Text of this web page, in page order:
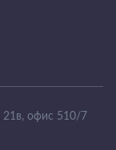
21в, офис 510/7